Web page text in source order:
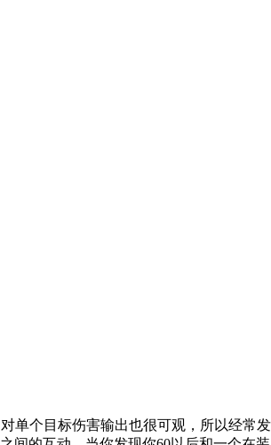
单个目标伤害输出也很可观，所以经常发